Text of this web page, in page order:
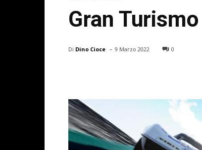
Gran
Di Dino Cioce - 9 Marzo 2022 0